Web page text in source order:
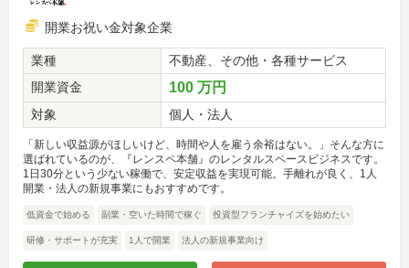
開業お祝い金対象企業
業種
不動産、その他・各種サービス
開業資金
100 万円
対象 個人・法人
「新しい収益源がほしいけど、時間や人を雇う余裕はない。」そんな方に
選ばれているのが、『レンスペ本舗』のレンタルスペースビジネスです。
1日30分という少ない稼働で、安定収益を実現可能。手離れが良く、1人
開業・法人の新規事業にもおすすめです。
低資金で始める 副業・空いた時間で稼ぐ 投資型フランチャイズを始めたい
研修・サポートが充実 1人で開業 法人の新規事業向け